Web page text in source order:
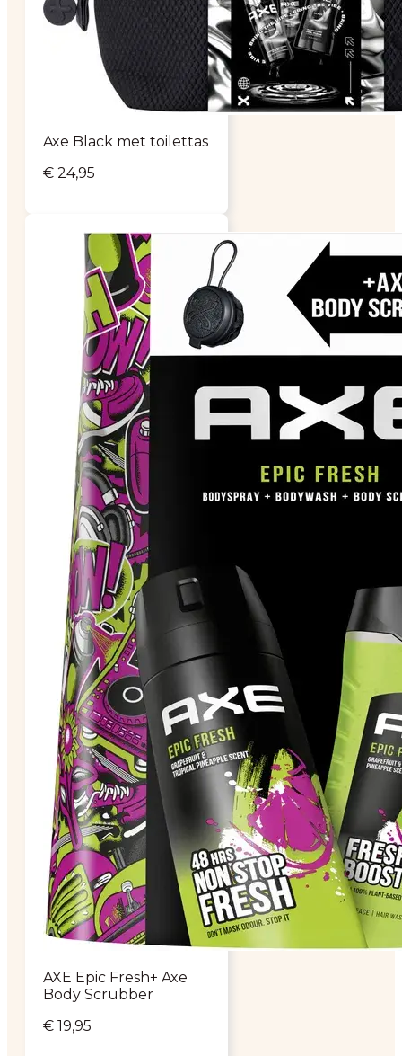
Axe Black met toilettas
€ 24,95
AXE Epic Fresh+ Axe
Body Scrubber
€ 19,95